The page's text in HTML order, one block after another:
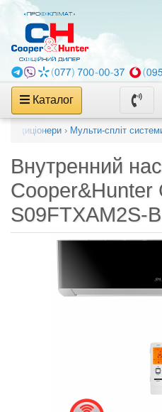
Каталог
кондиціонери › Мульти-спліт
Внутренний
Cooper&Hunter
S09FTXAM2S-